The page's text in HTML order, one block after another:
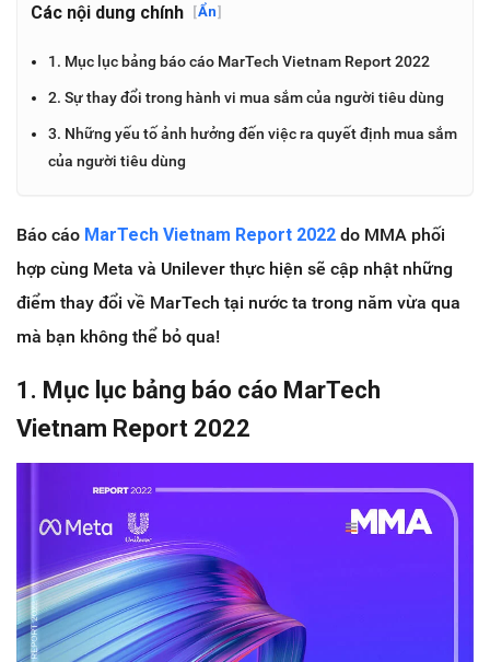
Các nội dung chính [Ẩn]
1. Mục lục bảng báo cáo MarTech Vietnam Report 2022
2. Sự thay đổi trong hành vi mua sắm của người tiêu dùng
3. Những yếu tố ảnh hưởng đến việc ra quyết định mua sắm
của người tiêu dùng
Báo cáo MarTech Vietnam Report 2022 do MMA phối
hợp cùng Meta và Unilever thực hiện sẽ cập nhật những
điểm thay đổi về MarTech tại nước ta trong năm vừa qua
mà bạn không thể bỏ qua!
1. Mục lục bảng báo cáo MarTech
Vietnam Report 2022